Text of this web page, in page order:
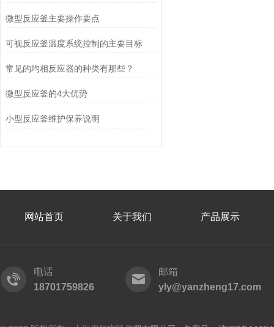
微型反应釜主要操作要点
可视反应釜温度系统控制的主要目标
常见的均相反应器的种类有那些？
微型反应釜的4大优势
小型反应釜维护保养说明
网站首页 关于我们 产品展示
电话
18701759826
邮箱
yly@yanzheng17.com